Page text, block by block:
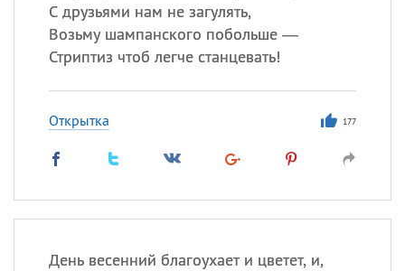
С друзьями нам не загулять,
Возьму шампанского побольше —
Стриптиз чтоб легче станцевать!
Открытка 177
День весенний благоухает и цветет, и,